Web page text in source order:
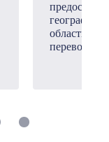
области
перевозок.